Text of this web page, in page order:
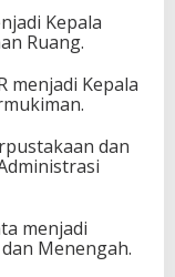
Kepala
Ruang.
menjadi Kepala
dan
menjadi
Menengah.